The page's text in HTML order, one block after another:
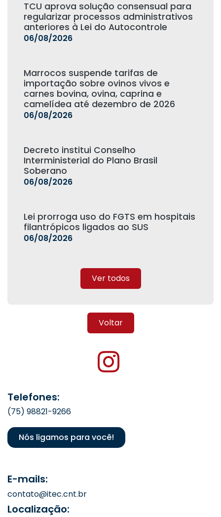
TCU aprova solução consensual para
regularizar processos administrativos
anteriores à Lei do Autocontrole
06/08/2026
Marrocos suspende tarifas de
importação sobre ovinos vivos e
carnes bovina, ovina, caprina e
camelídea até dezembro de 2026
06/08/2026
Decreto institui Conselho
Interministerial do Plano Brasil
Soberano
06/08/2026
Lei prorroga uso do FGTS em hospitais
filantrópicos ligados ao SUS
06/08/2026
Ver todos
Voltar
Telefones:
(75) 98821-9266
Nós ligamos para você!
E-mails:
contato@itec.cnt.br
Localização: